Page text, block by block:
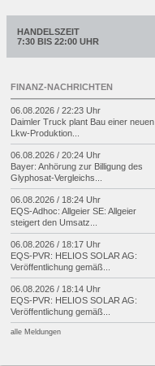
HANDELSZEIT
7:30 BIS 22:00 UHR
FINANZ-NACHRICHTEN
06.08.2026 / 22:23 Uhr
Daimler Truck plant Bau einer neuen
Lkw-Produktion...
06.08.2026 / 20:24 Uhr
Bayer: Anhörung zur Billigung des
Glyphosat-Vergleichs...
06.08.2026 / 18:24 Uhr
EQS-Adhoc: Allgeier SE: Allgeier
steigert den Umsatz...
06.08.2026 / 18:17 Uhr
EQS-PVR: HELIOS SOLAR AG:
Veröffentlichung gemäß...
06.08.2026 / 18:14 Uhr
EQS-PVR: HELIOS SOLAR AG:
Veröffentlichung gemäß...
alle Meldungen